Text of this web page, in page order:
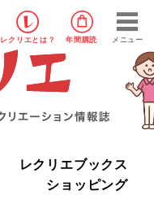
レクリエ とは？ 年間購読 メニュー
レクリエブックス
ショッピング